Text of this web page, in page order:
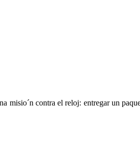
misio´n contra el reloj: entregar un